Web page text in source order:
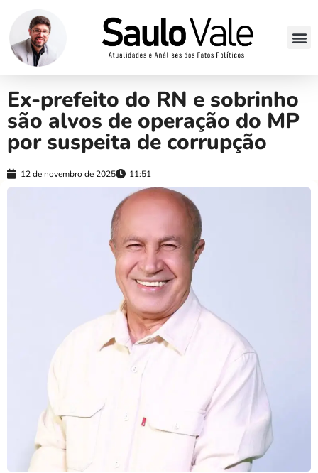
Ex-prefeito do RN e sobrinho
são alvos de operação do MP
por suspeita de corrupção
12 de novembro de 2025 11:51